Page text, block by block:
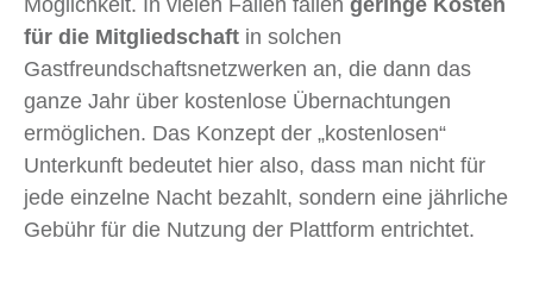
Möglichkeit. In vielen Fällen fallen geringe Kosten
für die Mitgliedschaft in solchen
Gastfreundschaftsnetzwerken an, die dann das
ganze Jahr über kostenlose Übernachtungen
ermöglichen. Das Konzept der „kostenlosen“
Unterkunft bedeutet hier also, dass man nicht für
jede einzelne Nacht bezahlt, sondern eine jährliche
Gebühr für die Nutzung der Plattform entrichtet.